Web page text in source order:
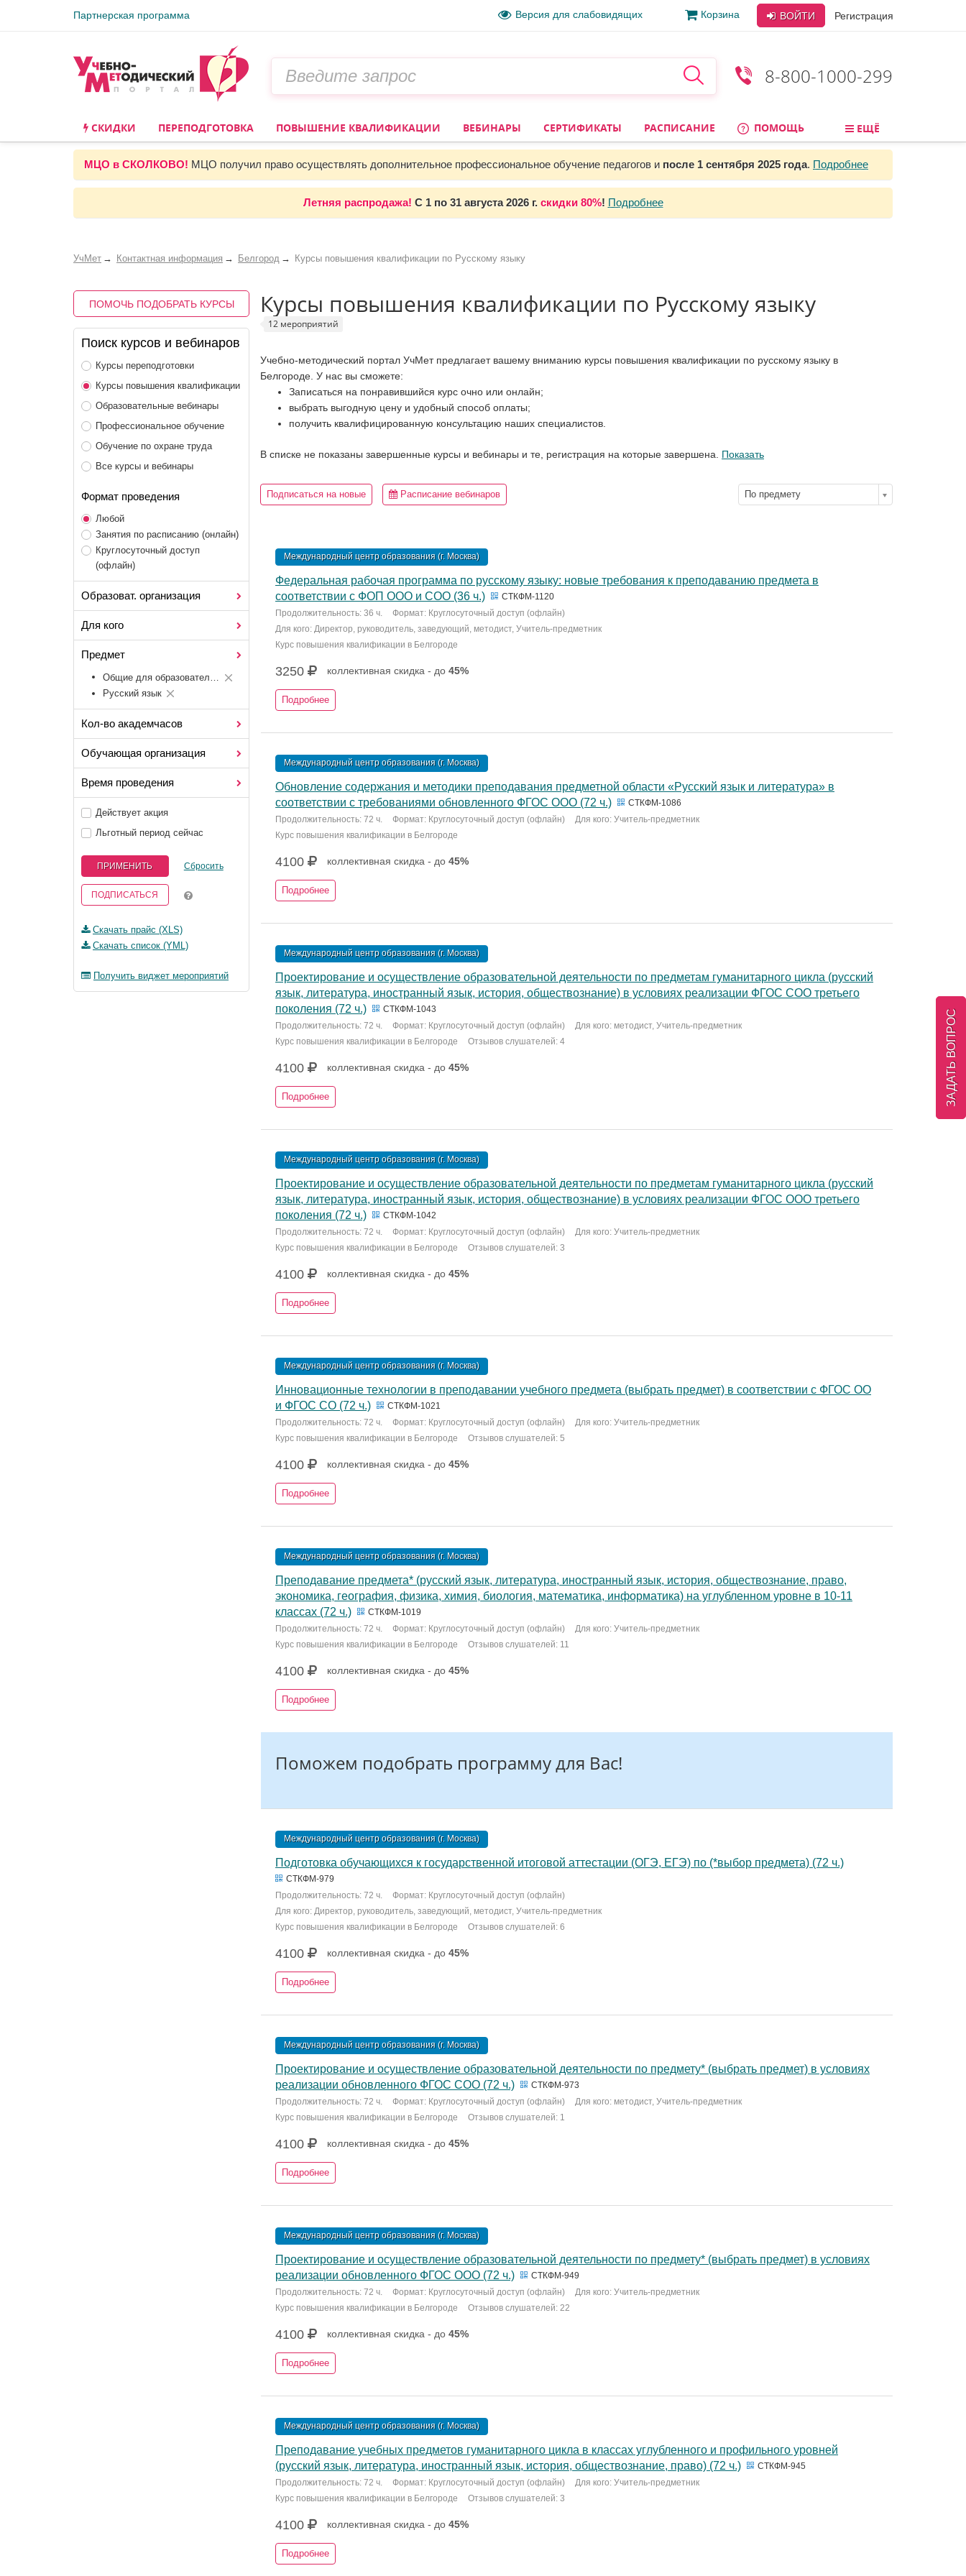
Партнерская программа Версия для слабовидящих Корзина ВОЙТИ Регистрация
8-800-1000-299
СКИДКИ ПЕРЕПОДГОТОВКА ПОВЫШЕНИЕ КВАЛИФИКАЦИИ ВЕБИНАРЫ СЕРТИФИКАТЫ РАСПИСАНИЕ ПОМОЩЬ ЕЩЁ
МЦО в СКОЛКОВО! МЦО получил право осуществлять дополнительное профессиональное обучение педагогов и после 1 сентября 2025 года. Подробнее
Летняя распродажа! С 1 по 31 августа 2026 г. скидки 80%! Подробнее
УчМет Контактная информация Белгород Курсы повышения квалификации по Русскому языку
ПОМОЧЬ ПОДОБРАТЬ КУРСЫ
Поиск курсов и вебинаров
Курсы переподготовки
Курсы повышения квалификации
Образовательные вебинары
Профессиональное обучение
Обучение по охране труда
Все курсы и вебинары
Формат проведения
Любой
Занятия по расписанию (онлайн)
Круглосуточный доступ
(офлайн)
Образоват. организация
Для кого
Предмет
Русский язык
Кол-во академчасов
Обучающая организация
Время проведения
Действует акция
Льготный период сейчас
ПРИМЕНИТЬ Сбросить
ПОДПИСАТЬСЯ
Скачать прайс (XLS)
Скачать список (YML)
Получить виджет мероприятий
Курсы повышения квалификации по Русскому языку
12 мероприятий
Учебно-методический портал УчМет предлагает вашему вниманию курсы повышения квалификации по русскому языку в
Белгороде. У нас вы сможете:
Записаться на понравившийся курс очно или онлайн;
выбрать выгодную цену и удобный способ оплаты;
получить квалифицированную консультацию наших специалистов.
В списке не показаны завершенные курсы и вебинары и те, регистрация на которые завершена. Показать
Подписаться на новые Расписание вебинаров По предмету
Международный центр образования (г. Москва)
Федеральная рабочая программа по русскому языку: новые требования к преподаванию предмета в
соответствии с ФОП ООО и СОО (36 ч.)
СТКФМ-1120
Продолжительность: 36 ч.
Формат: Круглосуточный доступ (офлайн)
Для кого: Директор, руководитель, заведующий, методист, Учитель-предметник
Курс повышения квалификации в Белгороде
3250 коллективная скидка - до 45%
Подробнее
Международный центр образования (г. Москва)
Обновление содержания и методики преподавания предметной области «Русский язык и литература» в
соответствии с требованиями обновленного ФГОС ООО (72 ч.)
СТКФМ-1086
Продолжительность: 72 ч.
Формат: Круглосуточный доступ (офлайн)
Для кого: Учитель-предметник
Курс повышения квалификации в Белгороде
4100 коллективная скидка - до 45%
Подробнее
Международный центр образования (г. Москва)
Проектирование и осуществление образовательной деятельности по предметам гуманитарного цикла (русский
язык, литература, иностранный язык, история, обществознание) в условиях реализации ФГОС СОО третьего
поколения (72 ч.)
СТКФМ-1043
Продолжительность: 72 ч.
Формат: Круглосуточный доступ (офлайн)
Для кого: методист, Учитель-предметник
Курс повышения квалификации в Белгороде
Отзывов слушателей: 4
4100 коллективная скидка - до 45%
Подробнее
Международный центр образования (г. Москва)
Проектирование и осуществление образовательной деятельности по предметам гуманитарного цикла (русский
язык, литература, иностранный язык, история, обществознание) в условиях реализации ФГОС ООО третьего
поколения (72 ч.)
СТКФМ-1042
Продолжительность: 72 ч.
Формат: Круглосуточный доступ (офлайн)
Для кого: Учитель-предметник
Курс повышения квалификации в Белгороде
Отзывов слушателей: 3
4100 коллективная скидка - до 45%
Подробнее
Международный центр образования (г. Москва)
Инновационные технологии в преподавании учебного предмета (выбрать предмет) в соответствии с ФГОС ОО
и ФГОС СО (72 ч.)
СТКФМ-1021
Продолжительность: 72 ч.
Формат: Круглосуточный доступ (офлайн)
Для кого: Учитель-предметник
Курс повышения квалификации в Белгороде
Отзывов слушателей: 5
4100 коллективная скидка - до 45%
Подробнее
Международный центр образования (г. Москва)
Преподавание предмета* (русский язык, литература, иностранный язык, история, обществознание, право,
экономика, география, физика, химия, биология, математика, информатика) на углубленном уровне в 10-11
классах (72 ч.)
СТКФМ-1019
Продолжительность: 72 ч.
Формат: Круглосуточный доступ (офлайн)
Для кого: Учитель-предметник
Курс повышения квалификации в Белгороде
Отзывов слушателей: 11
4100 коллективная скидка - до 45%
Подробнее
Поможем подобрать программу для Вас!
Международный центр образования (г. Москва)
Подготовка обучающихся к государственной итоговой аттестации (ОГЭ, ЕГЭ) по (*выбор предмета) (72 ч.)
СТКФМ-979
Продолжительность: 72 ч.
Формат: Круглосуточный доступ (офлайн)
Для кого: Директор, руководитель, заведующий, методист, Учитель-предметник
Курс повышения квалификации в Белгороде
Отзывов слушателей: 6
4100 коллективная скидка - до 45%
Подробнее
Международный центр образования (г. Москва)
Проектирование и осуществление образовательной деятельности по предмету* (выбрать предмет) в условиях
реализации обновленного ФГОС СОО (72 ч.)
СТКФМ-973
Продолжительность: 72 ч.
Формат: Круглосуточный доступ (офлайн)
Для кого: методист, Учитель-предметник
Курс повышения квалификации в Белгороде
Отзывов слушателей: 1
4100 коллективная скидка - до 45%
Подробнее
Международный центр образования (г. Москва)
Проектирование и осуществление образовательной деятельности по предмету* (выбрать предмет) в условиях
реализации обновленного ФГОС ООО (72 ч.)
СТКФМ-949
Продолжительность: 72 ч.
Формат: Круглосуточный доступ (офлайн)
Для кого: Учитель-предметник
Курс повышения квалификации в Белгороде
Отзывов слушателей: 22
4100 коллективная скидка - до 45%
Подробнее
Международный центр образования (г. Москва)
Преподавание учебных предметов гуманитарного цикла в классах углубленного и профильного уровней
(русский язык, литература, иностранный язык, история, обществознание, право) (72 ч.)
СТКФМ-945
Продолжительность: 72 ч.
Формат: Круглосуточный доступ (офлайн)
Для кого: Учитель-предметник
Курс повышения квалификации в Белгороде
Отзывов слушателей: 3
4100 коллективная скидка - до 45%
Подробнее
ЗАДАТЬ ВОПРОС